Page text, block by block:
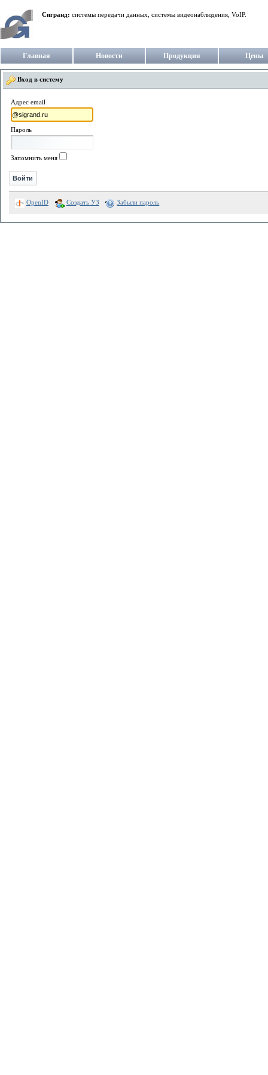
Сигранд: системы передачи данных, системы видеонаблюдения, VoIP.
Главная Новости Продукция Цены
Вход в систему
Адрес email
Пароль
Запомнить меня
OpenID Создать УЗ Забыли пароль